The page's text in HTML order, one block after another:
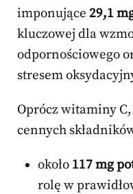
imponujące 29,1
kluczowej dla
odpornościowego
stresem
Oprócz witaminy
cennych
około 117 mg
rolę w